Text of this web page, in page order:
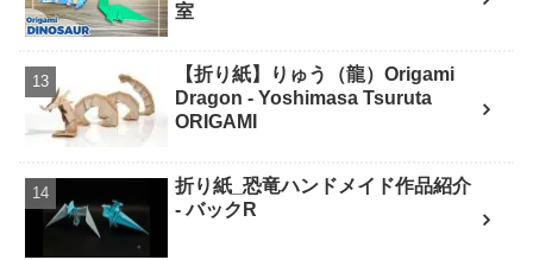
室
【折り紙】りゅう（龍）Origami
Dragon - Yoshimasa Tsuruta
ORIGAMI
折り紙_恐竜ハンドメイド作品紹介
- バックR